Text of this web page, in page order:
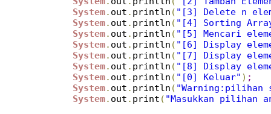
System. out . println ( "[3] Delete n
System. out . println ( "[4] Sorting
System. out . println ( "[5] Mencari
System. out . println ( "[6] Display
System. out . println ( "[7] Display
System. out . println ( "[8] Display
System. out . println ( "[0] Keluar" ) ;
System. out . println ( "Warning:pilihan
System. out . print ( "Masukkan pilihan